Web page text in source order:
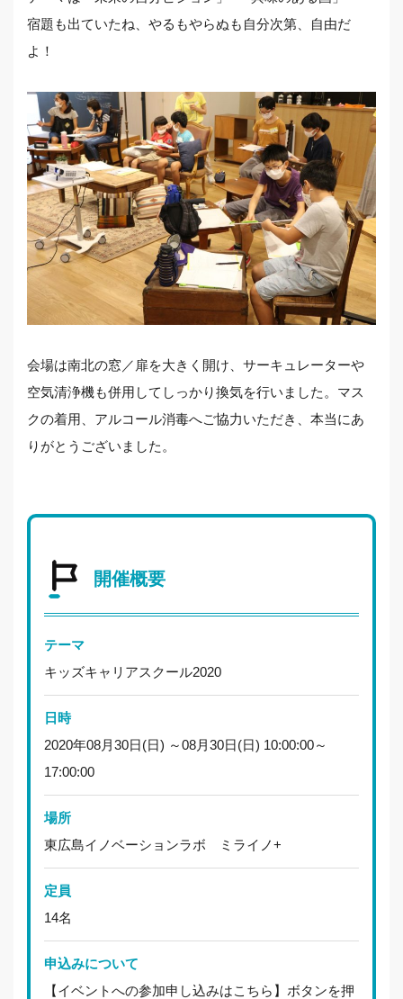
宿題も出ていたね、やるもやらぬも自分次第、自由だ
よ！
会場は南北の窓／扉を大きく開け、サーキュレーターや
空気清浄機も併用してしっかり換気を行いました。マス
クの着用、アルコール消毒へご協力いただき、本当にあ
りがとうございました。
開催概要
テーマ
キッズキャリアスクール2020
日時
2020年08月30日(日) ～08月30日(日) 10:00:00～
17:00:00
場所
東広島イノベーションラボ ミライノ+
定員
14名
申込みについて
【イベントへの参加申し込みはこちら】ボタンを押